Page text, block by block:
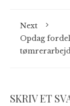
Next
Opdag
SKRIV ET